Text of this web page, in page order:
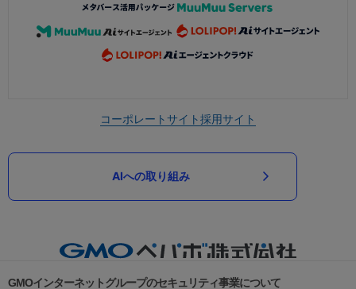
コーポレートサイト採用サイト
AIへの取り組み
GMOインターネットグループのセキュリティ事業について